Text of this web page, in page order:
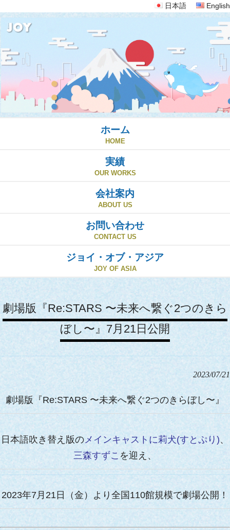
日本語 English
ホーム
HOME
実績
OUR WORKS
会社案内
ABOUT US
お問い合わせ
CONTACT US
ジョイ・オブ・アジア
JOY OF ASIA
劇場版『Re:STARS 〜未来へ繋ぐ2つのきら
ぼし〜』7月21日公開
2023/07/21
劇場版『Re:STARS 〜未来へ繋ぐ2つのきらぼし〜』
日本語吹き替え版の メインキャストに莉犬(すとぷり)、
三森すずこ を迎え、
2023年7月21日（金）より全国110館規模で劇場公開！